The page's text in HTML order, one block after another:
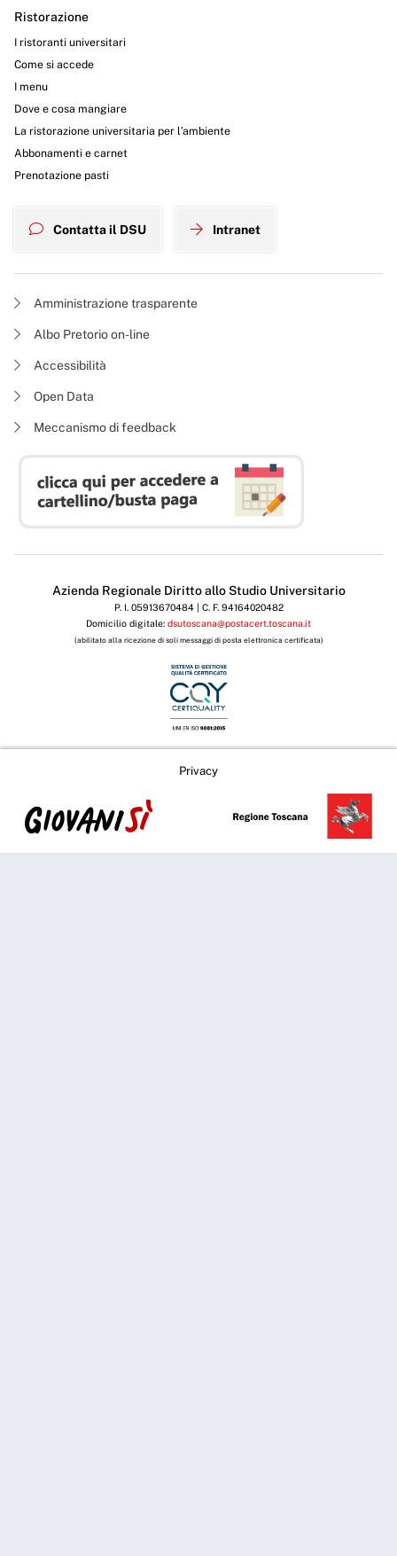
Ristorazione
I ristoranti universitari
Come si accede
I menu
Dove e cosa mangiare
La ristorazione universitaria per l’ambiente
Abbonamenti e carnet
Prenotazione pasti
Contatta il DSU Intranet
Amministrazione trasparente
Albo Pretorio on-line
Accessibilità
Open Data
Meccanismo di feedback
Azienda Regionale Diritto allo Studio Universitario
P. I. 05913670484 | C. F. 94164020482
Domicilio digitale: dsutoscana@postacert.toscana.it
(abilitato alla ricezione di soli messaggi di posta elettronica certificata)
Privacy